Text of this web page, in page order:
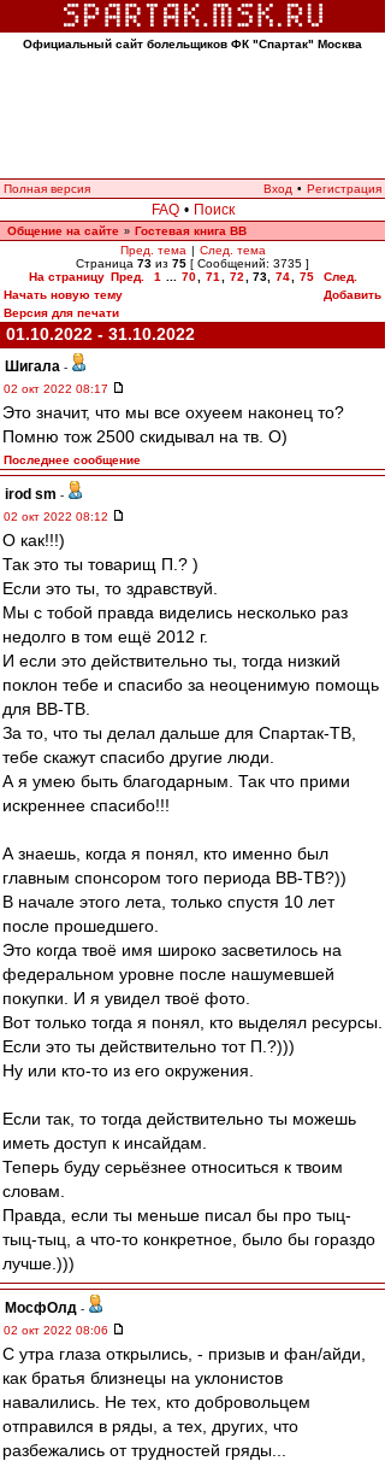
Официальный сайт болельщиков ФК "Спартак" Москва
Полная версия Вход • Регистрация
FAQ • Поиск
Общение на сайте » Гостевая книга ВВ
Пред. тема | След. тема
Страница 73 из 75 [ Сообщений: 3735 ]
На страницу Пред. 1 70 71 72 73, 74 75
След.
Начать новую тему
Добавить
Версия для печати
01.10.2022 - 31.10.2022
Шигала -
02 окт 2022 08:17
Это значит, что мы все охуеем наконец то?
Помню тож 2500 скидывал на тв. О)
Последнее сообщение
irod sm -
02 окт 2022 08:12
О как!!!)
Так это ты товарищ П.? )
Если это ты, то здравствуй.
Мы с тобой правда виделись несколько раз
недолго в том ещё 2012 г.
И если это действительно ты, тогда низкий
поклон тебе и спасибо за неоценимую помощь
для ВВ-ТВ.
За то, что ты делал дальше для Спартак-ТВ,
тебе скажут спасибо другие люди.
А я умею быть благодарным. Так что прими
искреннее спасибо!!!
А знаешь, когда я понял, кто именно был
главным спонсором того периода ВВ-ТВ?))
В начале этого лета, только спустя 10 лет
после прошедшего.
Это когда твоё имя широко засветилось на
федеральном уровне после нашумевшей
покупки. И я увидел твоё фото.
Вот только тогда я понял, кто выделял ресурсы.
Если это ты действительно тот П.?)))
Ну или кто-то из его окружения.
Если так, то тогда действительно ты можешь
иметь доступ к инсайдам.
Теперь буду серьёзнее относиться к твоим
словам.
Правда, если ты меньше писал бы про тыц-
тыц-тыц, а что-то конкретное, было бы гораздо
лучше.)))
МосфОлд -
02 окт 2022 08:06
С утра глаза открылись, - призыв и фан/айди,
как братья близнецы на уклонистов
навалились. Не тех, кто добровольцем
отправился в ряды, а тех, других, что
разбежались от трудностей гряды...